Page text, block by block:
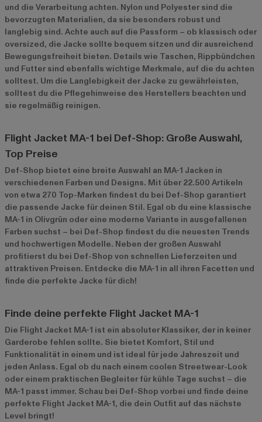
und die Verarbeitung achten. Nylon und Polyester sind die
bevorzugten Materialien, da sie besonders robust und
langlebig sind. Achte auch auf die Passform – ob klassisch oder
oversized, die Jacke sollte bequem sitzen und dir ausreichend
Bewegungsfreiheit bieten. Details wie Taschen, Rippbündchen
und Futter sind ebenfalls wichtige Merkmale, auf die du achten
solltest. Um die Langlebigkeit der Jacke zu gewährleisten,
solltest du die Pflegehinweise des Herstellers beachten und
sie regelmäßig reinigen.
Flight Jacket MA-1 bei Def-Shop: Große Auswahl,
Top Preise
Def-Shop bietet eine breite Auswahl an MA-1 Jacken in
verschiedenen Farben und Designs. Mit über 22.500 Artikeln
von etwa 270 Top-Marken findest du bei Def-Shop garantiert
die passende Jacke für deinen Stil. Egal ob du eine klassische
MA-1 in Olivgrün oder eine moderne Variante in ausgefallenen
Farben suchst – bei Def-Shop findest du die neuesten Trends
und hochwertigen Modelle. Neben der großen Auswahl
profitierst du bei Def-Shop von schnellen Lieferzeiten und
attraktiven Preisen. Entdecke die MA-1 in all ihren Facetten und
finde die perfekte Jacke für dich!
Finde deine perfekte Flight Jacket MA-1
Die Flight Jacket MA-1 ist ein absoluter Klassiker, der in keiner
Garderobe fehlen sollte. Sie bietet Komfort, Stil und
Funktionalität in einem und ist ideal für jede Jahreszeit und
jeden Anlass. Egal ob du nach einem coolen Streetwear-Look
oder einem praktischen Begleiter für kühle Tage suchst – die
MA-1 passt immer. Schau bei Def-Shop vorbei und finde deine
perfekte Flight Jacket MA-1, die dein Outfit auf das nächste
Level bringt!